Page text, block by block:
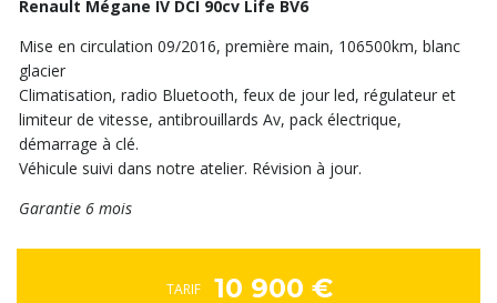
Renault Mégane IV DCI 90cv Life BV6
Mise en circulation 09/2016, première main, 106500km, blanc
glacier
Climatisation, radio Bluetooth, feux de jour led, régulateur et
limiteur de vitesse, antibrouillards Av, pack électrique,
démarrage à clé.
Véhicule suivi dans notre atelier. Révision à jour.
Garantie 6 mois
TARIF 10 900 €